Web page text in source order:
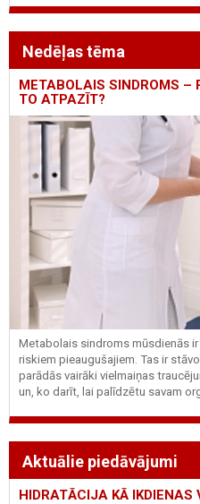
Nedēļas tēma
METABOLAIS SINDROMS –
TO ATPAZĪT?
Metabolais sindroms mūsdienās
riskiem pieaugušajiem. Tas ir
parādās vairāki vielmaiņas
un, ko darīt, lai palīdzētu savam
Aktuālie piedāvājumi
HIDRATĀCIJA KĀ IKDIENAS